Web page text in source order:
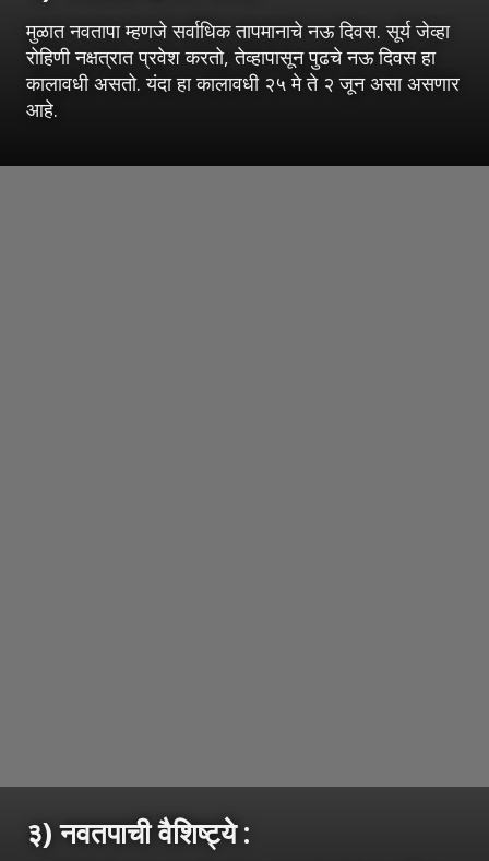
मुळात नवतापा म्हणजे सर्वाधिक तापमानाचे नऊ दिवस. सूर्य जेव्हा
रोहिणी नक्षत्रात प्रवेश करतो, तेव्हापासून पुढचे नऊ दिवस हा
कालावधी असतो. यंदा हा कालावधी २५ मे ते २ जून असा असणार
आहे.
३) नवतपाची वैशिष्ट्ये :